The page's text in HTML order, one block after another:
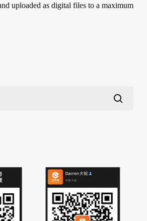
uploaded as digital files to a maximum